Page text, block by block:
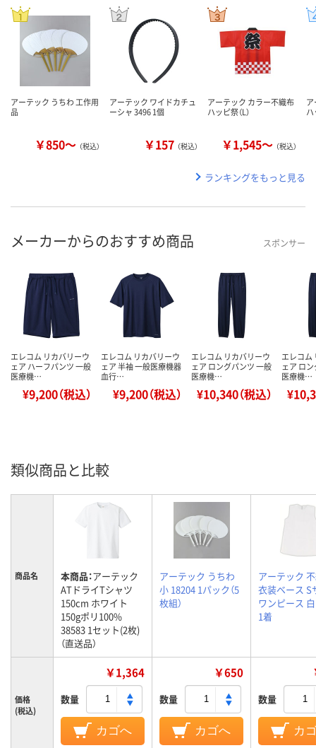
アーテック うちわ 工作用
品
￥850～ （税込）
アーテック ワイドカチュ
ーシャ 3496 1個
￥157 （税込）
アーテック カラー不織布
ハッピ祭（L）
￥1,545～ （税込）
ランキングをもっと見る
メーカーからのおすすめ商品 スポンサー
エレコム リカバリーウ
ェア ハーフパンツ 一般
医療機…
¥9,200（税込）
エレコム リカバリーウ
ェア 半袖 一般医療機器
血行…
¥9,200（税込）
エレコム リカバリーウ
ェア ロングパンツ 一般
医療機…
¥10,340（税込）
エレコム
ェア ロ
医療機…
類似商品と比較
商品名 本商品：アーテック
ATドライTシャツ
150cm ホワイト
150gポリ100%
38583 1セット(2枚)
（直送品）
アーテック うちわ
小 18204 1パック（5
枚組）
アーテック
衣装ベース S
ワンピース
1着
価格
(税込)
￥1,364
数量
カゴへ
￥650
数量
カゴへ
数量
カ